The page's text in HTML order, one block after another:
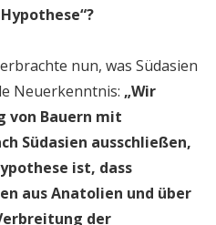
nun, was Südasien
Neuerkenntnis: „Wir
von Bauern mit
Südasien ausschließen,
ist, dass
aus Anatolien und über
der